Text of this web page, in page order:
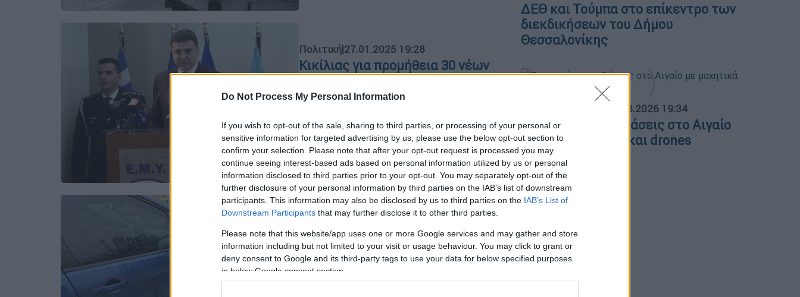
Do Not Process My Personal Information
If you wish to opt-out of the sale, sharing to third parties, or processing of your personal or
sensitive information for targeted advertising by us, please use the below opt-out section to
confirm your selection. Please note that after your opt-out request is processed you may
continue seeing interest-based ads based on personal information utilized by us or personal
information disclosed to third parties prior to your opt-out. You may separately opt-out of the
further disclosure of your personal information by third parties on the IAB’s list of downstream
participants. This information may also be disclosed by us to third parties on the IAB’s List of
Downstream Participants that may further disclose it to other third parties.
Please note that this website/app uses one or more Google services and may gather and store
information including but not limited to your visit or usage behaviour. You may click to grant or
deny consent to Google and its third-party tags to use your data for below specified purposes
in below Google consent section.
Πολιτική|27.01.2025 19:28
Κικίλιας για προμήθεια 30 νέων
Εκσυγχρονίζουμε το κράτος
περισσότερα εργαλεία για να
προστατεύονται οι πολίτες»
Ελλάδα |28.12.2024 21:05
Κακοκαιρία: Το μπαλόνι που
επανέφερε την κανονική ροή της
κυκλοφορίας
Τι είναι η ραδιοβόλιση και γιατί αντί
ΔΕΘ και Τούμπα στο επίκεντρο των
διεκδικήσεων του Δήμου
Θεσσαλονίκης
06.08.2026 19:34
Τουρκικές παραβιάσεις στο Αιγαίο
με μαχητικά F-16 και drones